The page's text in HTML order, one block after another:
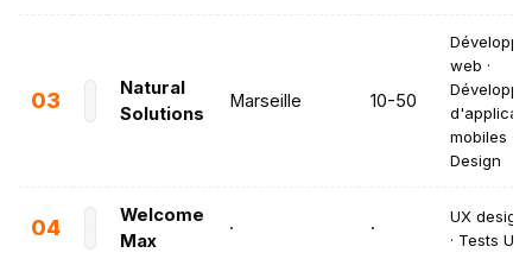
03
Natural
Solutions
Marseille 10-50
web ·
mobiles ·
Design
04
Welcome
Max
· ·
UX design
· Tests UX